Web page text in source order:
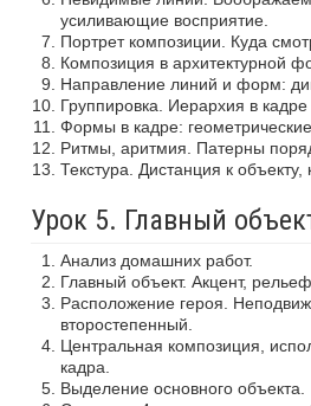
усиливающие восприятие.
Портрет композиции. Куда
Композиция в архитектурной
Направление линий и форм:
Группировка. Иерархия в
Формы в кадре: геометрические
Ритмы, аритмия. Патерны
Текстура. Дистанция к
Урок 5. Главный
Анализ домашних работ.
Главный объект. Акцент,
Расположение героя.
второстепенный.
Центральная композиция,
кадра.
Выделение основного объекта.